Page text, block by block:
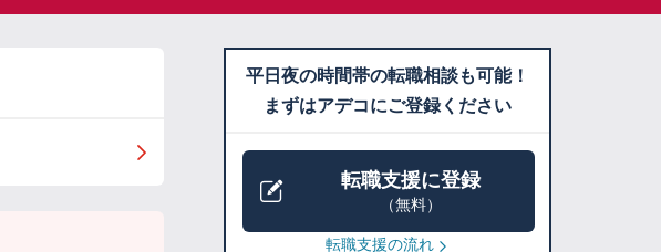
平日夜の時間帯の転職相談も可能！
まずはアデコにご登録ください
転職支援に登録
（無料）
転職支援の流れ